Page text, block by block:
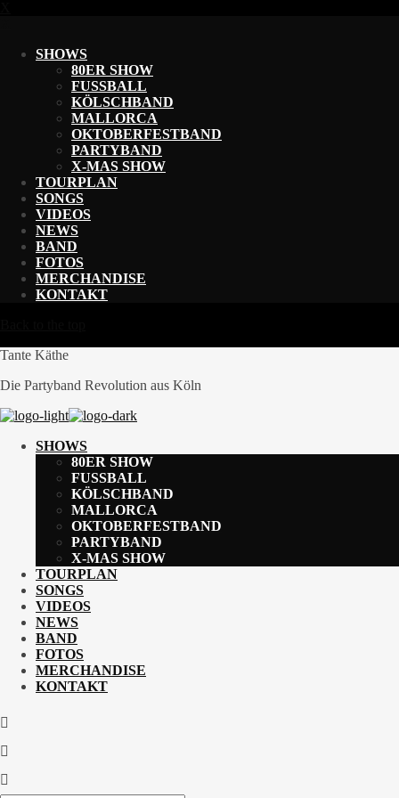
SHOWS
80ER SHOW
FUSSBALL
KÖLSCHBAND
MALLORCA
OKTOBERFESTBAND
PARTYBAND
X-MAS SHOW
TOURPLAN
SONGS
VIDEOS
NEWS
BAND
FOTOS
MERCHANDISE
KONTAKT
Tante Käthe
Die Partyband Revolution aus Köln
SHOWS
80ER SHOW
FUSSBALL
KÖLSCHBAND
MALLORCA
OKTOBERFESTBAND
PARTYBAND
X-MAS SHOW
TOURPLAN
SONGS
VIDEOS
NEWS
BAND
FOTOS
MERCHANDISE
KONTAKT